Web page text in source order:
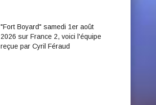
"Fort Boyard" samedi 1er août
2026 sur France 2, voici l'équipe
reçue par Cyril Féraud